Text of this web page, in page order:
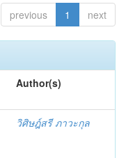
previous 1 next
Author(s)
วิศิษฎ์สรี ภาวะกุล